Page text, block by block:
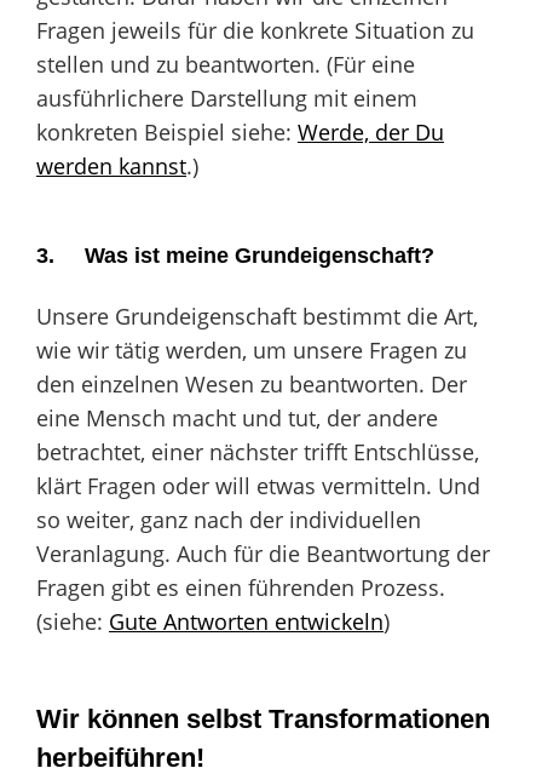
Fragen jeweils für die konkrete Situation zu
stellen und zu beantworten. (Für eine
ausführlichere Darstellung mit einem
konkreten Beispiel siehe: Werde, der Du
werden kannst.)
3. Was ist meine Grundeigenschaft?
Unsere Grundeigenschaft bestimmt die Art,
wie wir tätig werden, um unsere Fragen zu
den einzelnen Wesen zu beantworten. Der
eine Mensch macht und tut, der andere
betrachtet, einer nächster trifft Entschlüsse,
klärt Fragen oder will etwas vermitteln. Und
so weiter, ganz nach der individuellen
Veranlagung. Auch für die Beantwortung der
Fragen gibt es einen führenden Prozess.
(siehe: Gute Antworten entwickeln)
Wir können selbst Transformationen
herbeiführen!